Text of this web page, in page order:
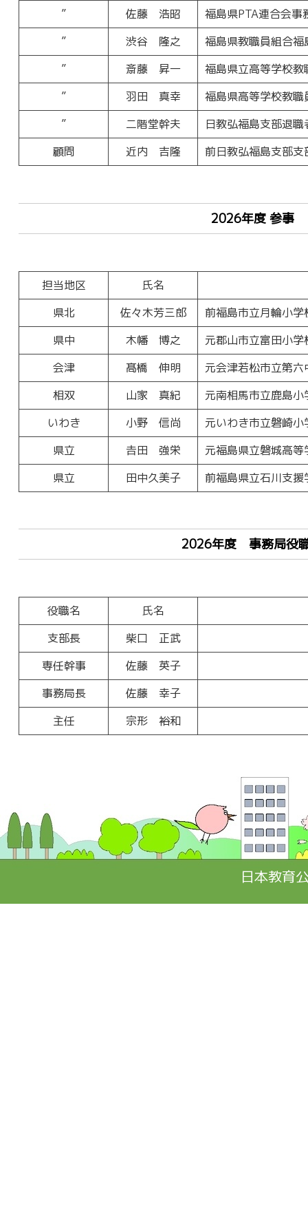
” 佐藤 浩昭
福島県PTA連合会事
”
渋谷 隆之
福島県教職員組合福
”
斎藤 昇一
福島県立高等学校
”
羽田 真幸
福島県高等学校教
”
二階堂幹夫
日教弘福島支部退
顧問
近内 吉隆 前日教弘福島支部支
2026年度 参事
担当地区
氏名
県北
佐々木芳三郎
前福島市立月輪小学
県中
木幡 博之
元郡山市立富田小学
会津
髙橋 伸明
元会津若松市立第六
相双
山家 真紀
元南相馬市立鹿島小
いわき
小野 信尚
元いわき市立磐崎小
県立
𠮷田 強栄
元福島県立磐城高等
県立
田中久美子 前福島県立石川支援
2026年度 事務局役
役職名
氏名
支部長
柴口 正武
専任幹事
佐藤 英子
事務局長
佐藤 幸子
主任
宗形 裕和
日本教育